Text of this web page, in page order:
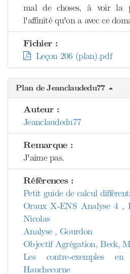
mal de choses, à voir la
l'affinité qu'on a avec ce
Fichier :
Leçon 206 (plan).pdf
Plan de Jeanclaudedu77
Auteur :
Jeanclaudedu77
Remarque :
J'aime pas.
Références :
Petit guide de calcul
Oraux X-ENS Analyse 4 ,
Nicolas
Analyse , Gourdon
Objectif Agrégation, Beck,
Les contre-exemples
Hauchecorne